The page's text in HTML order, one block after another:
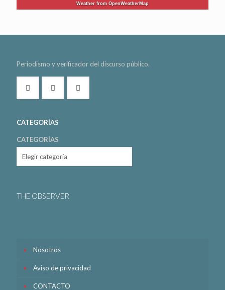
Weather from OpenWeatherMap
Periodismo y verificador del discurso público.
CATEGORÍAS
CATEGORÍAS
THE OBSERVER
Nosotros
Aviso de privacidad
CONTACTO